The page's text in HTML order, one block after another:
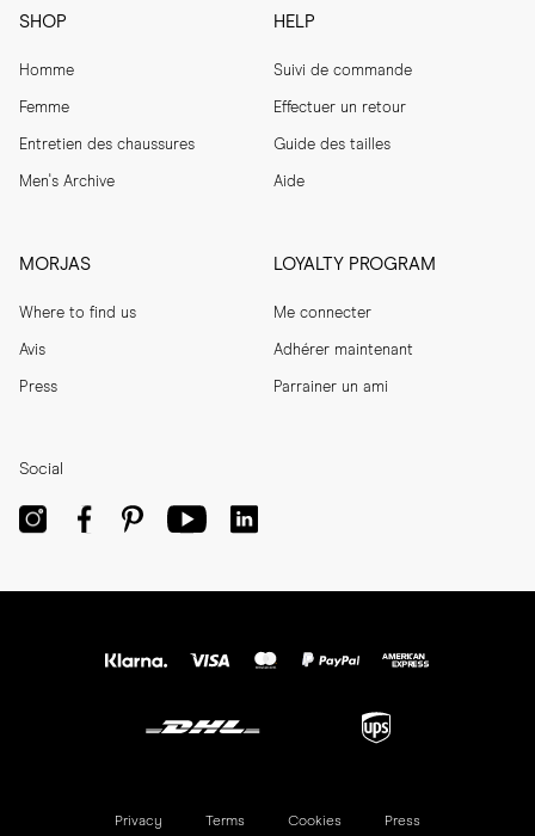
SHOP
Homme
Femme
Entretien des chaussures
Men's Archive
HELP
Suivi de commande
Effectuer un retour
Guide des tailles
Aide
MORJAS
Where to find us
Avis
Press
LOYALTY PROGRAM
Me connecter
Adhérer maintenant
Parrainer un ami
Social
Privacy Terms Cookies Press